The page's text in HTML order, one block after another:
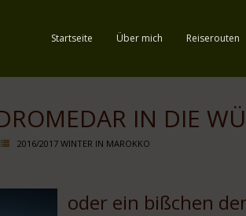
Startseite Über mich Reiserouten
IN DIE
2016/2017 WINTER IN MAROKKO
oder ein bißchen